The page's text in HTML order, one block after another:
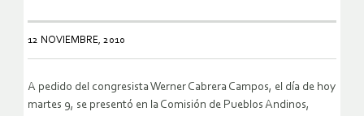
12 NOVIEMBRE, 2010
A pedido del congresista Werner Cabrera Campos, el día de hoy
martes 9, se presentó en la Comisión de Pueblos Andinos,